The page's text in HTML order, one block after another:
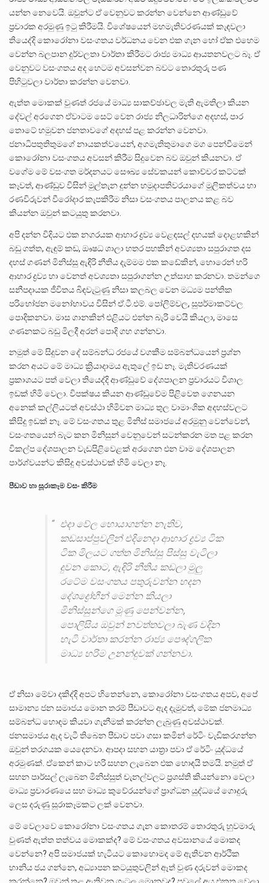
යන්න නෙවෙයි. ඔවුන්ට ඒ වෙනුවට කරන්න වෙන්නෙ ආණ්ඩුවේ
ප්‍රචාරක අරමුණු ඉටු කිරීමයි. විශේෂයෙන් මහමැතිවරණයක් කැඳවලා
තියෙද්දි කොරෝනා වසංගතය වර්ධනය වෙන එක ගැන හෝ ඒක එහෙම
වෙන්න බලපාන දුර්වලතා වාර්තා කිරීමට රාජ්‍ය මාධ්‍ය ආයතනවලට බෑ. ඒ
වෙනුවට වසංගතය අද හෙටම අවසන්වන බවට තොරතුරු පණ
පිහිටුවලා වාර්තා කරන්න වෙනවා.
ඇත්ත මොකක් වුණත් රජයේ මාධ්‍ය සාකච්ඡාවල මැති ඇමතිලා කියන
දේවල් අරගෙන ඒවාටම සෙට් වෙන රාජ්‍ය නිලධාරින්ගෙ අදහස්, පාර
තොටේ හමුවන ජනතාවගේ අදහස් පළ කරන්න වෙනවා.
ජනාධිපතුතිතුමගේ නායකත්වයෙන්, අගමැතිතුමාගෙ මග පෙන්වීමෙන්
කොරෝනා වසංගතය අවසන් කිරීම සිදුවෙන බව ඔවුන් කියනවා. ඒ
වගේම මේ වසංගත මර්දනයට සෞඛ්‍ය සේවකයන් කොච්චර කට්ටක්
කෑවත්, ආණ්ඩුව විසින් මුල්තැන දුන්න හමුදාපතිවරයාගේ මූලිකත්වය හා
රණවිරුවන් වීරෝදාර කැපකිරීම නිසා වසංගතය පාලනය කළ බව
කියන්න ඔවුන් කටයුතු කරනවා.
අපි දන්න විදියට එක නගරයක ආහාර ද්‍රව්‍ය වෙළඳසල් දහයක් දොළහකින්
බඩු ගත්ත, ඇඳුම් කඩ, ඖෂධ ශාලා හතර පහකින් අවශ්‍යතා සපුරාගත දස
දහස් ගණන් මිනිස්සු ඇඳිරි නීතිය දැම්මම එක කඩේකින්, හොරෙන් හරි
ආහාර ද්‍රව්‍ය හා වෙනත් අවශ්‍යතා සපුරාගන්න උත්සාහ කරනවා. තමන්ගෙ
සනීපදායක ජීවිතය බිඳවැටුණු නිසා කලබල වෙන මධ්‍යම පන්තික
පරිභෝජන මනෝභාවය විසින් ඒ.ටී.එම්. පෝලිම්වල, සුපර්මාකට්වල
පොදිකනවා. මාස ගානකින් එළියට එන්න බැරි වෙයි කියලා, මාසෙ
ගණනකට බඩු මිලදී අරන් පොදි ගහ ගන්නවා.
නමුත් මේ සිදුවන දේ සම්බන්ධ රජයේ වගකීම සම්බන්ධයෙන් ප්‍රශ්න
කරන අයට මේ මාධ්‍ය ක්‍රියාදාමය ඇතුලේ ඉඩ නෑ. මැතිවරණයක්
ප්‍රකාශයට පත් වෙලා තියෙද්දි ආණ්ඩුවේ දේශපාලන ප්‍රචාරයට විශාල
ඉඩක් හිමි වෙලා. විපක්ෂය කියන ආණ්ඩුවේම පිළිවෙත ගෙනයන
අනෙක් කල්ලියටත් අවස්ථා හිමිවන මාධ්‍ය තුල වාමාංශික අදහස්වලට
කිසිදු ඉඩක් නෑ. මේ වසංගතය තුළ මිනිස් සමාජයේ අරමුනු වෙන්වෙන්,
වසංගතයෙන් බැට කන මිනිසුන් වෙනුවෙන් සටන්කරන මත පළ කරන
විකල්ප දේශපාලන වැඩපිළිවෙළක් අරගෙන එන වාම දේශපාලන
පාර්ශ්වයන්ට කිසිදු අවස්ථාවක් හිමි වෙලා නෑ.
පීඩාව හා සූරාකෑම වසං කිරීම
එදා වේල හොයාගන්න නැතිව,
කඩසාප්පුවලින් එදිනෙදා ආහාර ද්‍රව්‍ය ටික
ටික මිලයට ගත්ත මිනිස්සු පිස්සු වැටිලා
දුවන කොට, ඇඳිරි නීතිය කඩලා මුලු
රටේම වසංගතය පතුරුවන්න හදන
දේශද්‍රෝහීන් මෙන්න කියලා
මිනිස්සුන්ගෙ මූණු පෙන්වන්න,
පොලිසිය ඔවුන් නවත්තවලා බැණ වදින
හැටි වාර්තා කරන්න රාජ්‍ය පෞද්ගලික
මාධ්‍ය හරිම උනන්දුවක් ගන්නවා.
ඒ නිසා මේවා දකිද්දි අපට හිතෙන්නෙ, කොරෝනා වසංගතය අපව, අපේ
සාමාන්‍ය ජන සමාජය මොන තරම් පීඩාවට ඇද දැමුවත්, මේක ජනමාධ්‍ය
සම්බන්ධ හොඳම කියවා ගැනීමක් කරන්න ලැබුණු අවස්ථාවක්.
ජනසමාජය ඇද වැටී තිබෙන පීඩාව පවා ගසා කමින් රේටිං වැඩිකරගන්න
ඔවුන් තරගයක යෙදෙනවා. ආපදා සහන යාත්‍රා පවා ඒ රේටිං යුද්ධයේ
අරමුණක්. ඒකෙන් කාට හරි සහන ලැබෙන එක හොඳයි තමයි. නමුත් ඒ
සහන පාර්සල් ලැබෙන මිනිස්සුත් චැනල්වලට ප්‍රශස්ති කියන්නො වෙලා
මාධ්‍ය ප්‍රචාරණයෙ සහ මාධ්‍ය කුවේරයන්ගේ ප්‍රාග්ධන යුද්ධයේ ගොදුරු
ලෙස දරුණු සූරාකෑමකට ලක් වෙනවා.
මේ වෙලාවෙ කොරෝනා වසංගතය ගැන කොතරම් තොරතුරු හුවමාරු
වුණත් ඇත්ත තත්වය මොකක්ද? මේ වසංගතය අවසානයේ මොකද
වෙන්නෙ? අපි සමාජයක් හැටියට කොහොමද මේ ඇතිවන ආර්ථික
හානිය ජය ගන්නෙ, අධ්‍යාපන කටයුතුවලින් ඈත් වුණ දරුවන් මොකද